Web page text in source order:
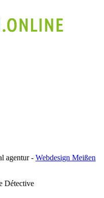
agentur - Webdesign Meißen